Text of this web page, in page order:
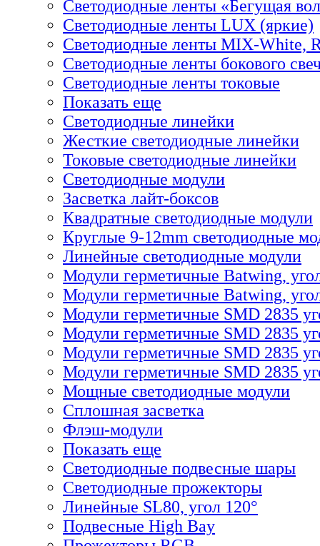
Светодиодные ленты «Бегущая
Светодиодные ленты LUX (яркие)
Светодиодные ленты MIX-White,
Светодиодные ленты бокового
Светодиодные ленты токовые
Показать еще
Светодиодные линейки
Жесткие светодиодные линейки
Токовые светодиодные линейки
Светодиодные модули
Засветка лайт-боксов
Квадратные светодиодные модули
Круглые 9-12mm светодиодные
Линейные светодиодные модули
Модули герметичные Batwing,
Модули герметичные Batwing,
Модули герметичные SMD 2835
Модули герметичные SMD 2835
Модули герметичные SMD 2835
Модули герметичные SMD 2835
Мощные светодиодные модули
Сплошная засветка
Флэш-модули
Показать еще
Светодиодные подвесные шары
Светодиодные прожекторы
Линейные SL80, угол 120°
Подвесные High Bay